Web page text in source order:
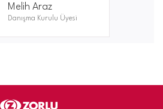
Melih Araz
Danışma Kurulu Üyesi